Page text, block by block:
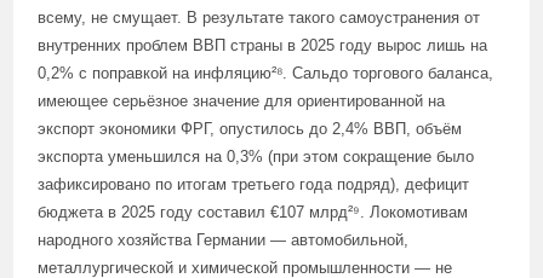
всему, не смущает. В результате такого самоустранения от
внутренних проблем ВВП страны в 2025 году вырос лишь на
0,2% с поправкой на инфляцию²⁸. Сальдо торгового баланса,
имеющее серьёзное значение для ориентированной на
экспорт экономики ФРГ, опустилось до 2,4% ВВП, объём
экспорта уменьшился на 0,3% (при этом сокращение было
зафиксировано по итогам третьего года подряд), дефицит
бюджета в 2025 году составил €107 млрд²⁹. Локомотивам
народного хозяйства Германии — автомобильной,
металлургической и химической промышленности — не